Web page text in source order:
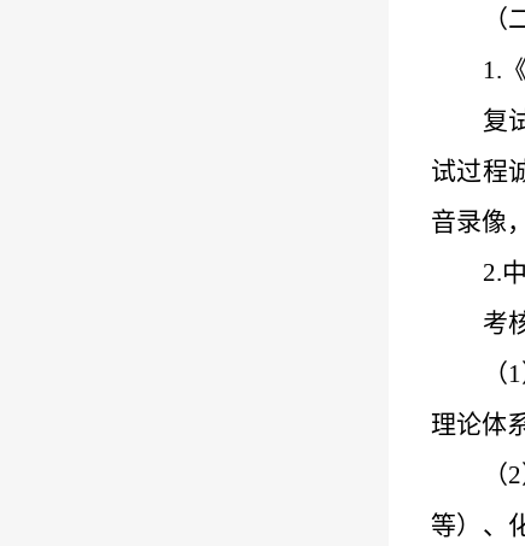
1.
复
试过程
音录像
2.
考
（1
理论体
（2
等）、